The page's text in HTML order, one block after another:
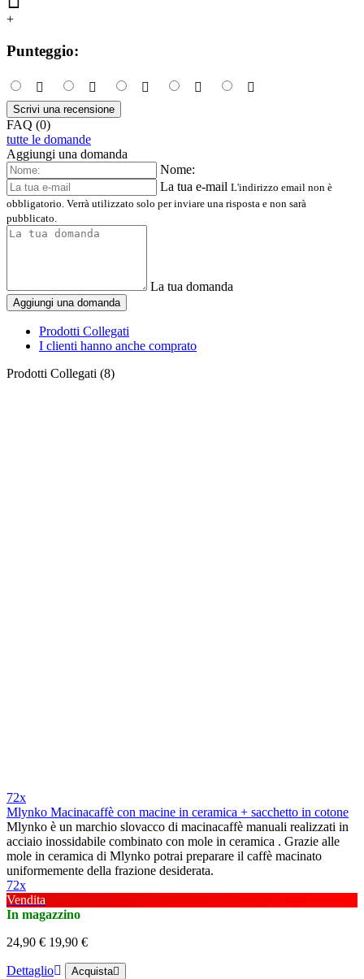
+
Punteggio:
Scrivi una recensione
FAQ (0)
tutte le domande
Aggiungi una domanda
Nome:
La tua e-mail L'indirizzo email non è
obbligatorio. Verrà utilizzato solo per inviare una risposta e non sarà
pubblicato.
La tua domanda
Aggiungi una domanda
Prodotti Collegati
I clienti hanno anche comprato
Prodotti Collegati (8)
72x
Mlynko Macinacaffè con macine in ceramica + sacchetto in cotone
Mlynko è un marchio slovacco di macinacaffè manuali realizzati in
acciaio inossidabile combinato con mole in ceramica . Grazie alle
mole in ceramica di Mlynko potrai preparare il caffè macinato
uniformemente della frazione desiderata.
72x
Vendita
In magazzino
24,90 € 19,90 €
Dettaglio Acquista